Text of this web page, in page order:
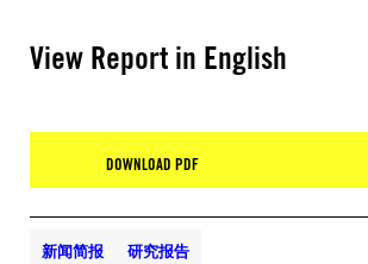
View Report in English
DOWNLOAD PDF
新闻简报 研究报告